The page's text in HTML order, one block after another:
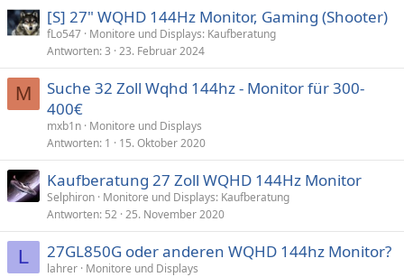
[S] 27" WQHD 144Hz Monitor, Gaming (Shooter)
fLo547 Monitore und Displays: Kaufberatung
Antworten 3 23. Februar 2024
M
Suche 32 Zoll Wqhd 144hz - Monitor für 300-
400€
mxb1n Monitore und Displays
Antworten 1 15. Oktober 2020
Kaufberatung 27 Zoll WQHD 144Hz Monitor
Selphiron Monitore und Displays: Kaufberatung
Antworten 52 25. November 2020
L 27GL850G oder anderen WQHD 144hz Monitor?
lahrer Monitore und Displays